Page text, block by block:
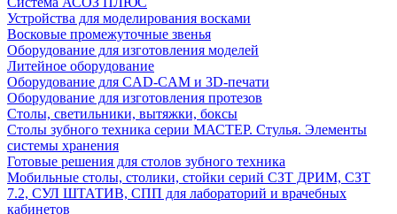
Устройства для моделирования восками
Восковые промежуточные звенья
Оборудование для изготовления моделей
Литейное оборудование
Оборудование для CAD-CAM и 3D-печати
Оборудование для изготовления протезов
Cтолы, светильники, вытяжки, боксы
Столы зубного техника серии МАСТЕР. Стулья. Элементы
системы хранения
Готовые решения для столов зубного техника
Мобильные столы, столики, стойки серий СЗТ ДРИМ, СЗТ
7.2, СУЛ ШТАТИВ, СПП для лабораторий и врачебных
кабинетов